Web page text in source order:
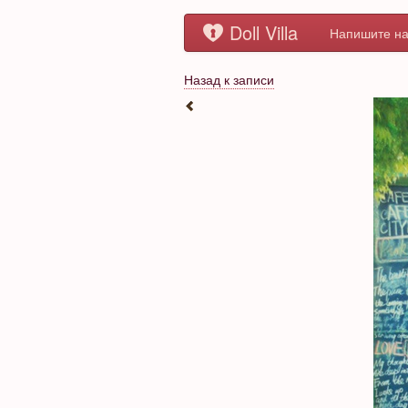
Doll Villa Напишите
Назад к записи